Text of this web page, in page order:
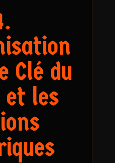
Clé du
et les